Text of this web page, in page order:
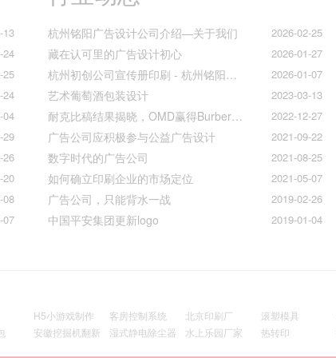
13
24
25
24
04
29
26
20
08
07
2026-02-25
杭州铭阳广告设计公司介绍—关于我们
2026-01-27
藏在认可里的广告设计初心
2026-01-07
杭州初创公司宣传册印刷 - 杭州铭阳广告一站式解决方案
2023-03-13
艺术葡萄酒包装设计
2022-12-27
耐克比稿结果揭晓，OMD赢得Burberry全球媒介业务（转自广告狂人日报）
2021-09-22
广告公司应积极参与公益广告设计
2021-08-25
数字时代的广告公司
2021-05-07
如何确立印刷企业的市场定位
2019-02-26
广告公司，只能背水一战
2019-01-04
中国平安集团更新logo
H5小游戏制作 客房控制系统 北京印刷厂 滚塑模具
安徽挖掘机翻新 湿式静电除尘器 水上乐园厂家 热转印